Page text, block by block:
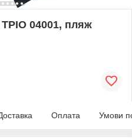
04001, пляж
Оплата Умови